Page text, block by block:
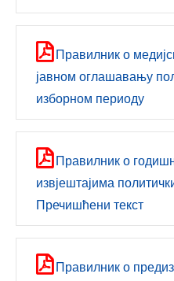
Правилник о
јавном оглашавању
изборном периоду
Правилник о
извјештајима
Пречишћени текст
Правилник о